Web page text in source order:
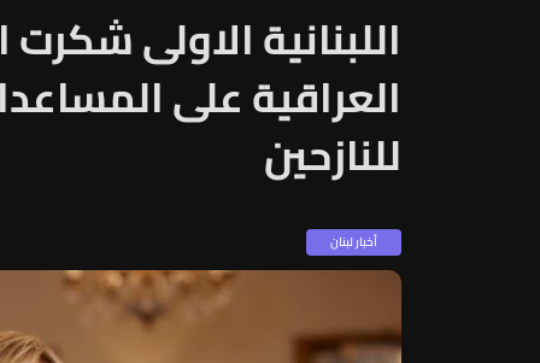
اللبنانية الاولى
العراقية على
للنازحين
أخبار لبنان